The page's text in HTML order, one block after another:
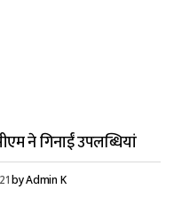
ने गिनाईं उपलब्धियां
byAdmin K